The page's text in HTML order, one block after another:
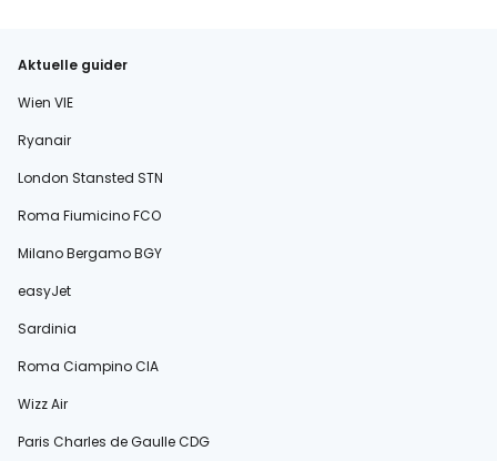
Aktuelle guider
Wien VIE
Ryanair
London Stansted STN
Roma Fiumicino FCO
Milano Bergamo BGY
easyJet
Sardinia
Roma Ciampino CIA
Wizz Air
Paris Charles de Gaulle CDG